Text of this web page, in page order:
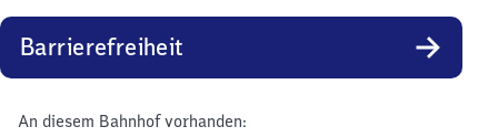
Barrierefreiheit
An diesem Bahnhof vorhanden: